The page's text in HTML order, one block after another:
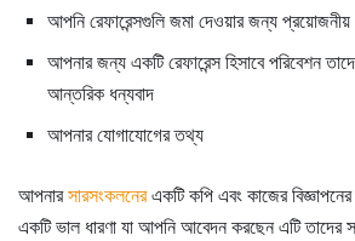
আপনি রেফারেন্সগুলি জমা দেওয়ার জন্য প্রয়োজনীয়
আপনার জন্য একটি রেফারেন্স হিসাবে পরিবেশন
আন্তরিক ধন্যবাদ
আপনার যোগাযোগের তথ্য
আপনারসারসংকলনেরএকটি কপি এবং কাজের
একটি ভাল ধারণা যা আপনি আবেদন করছেন এটি তাদের